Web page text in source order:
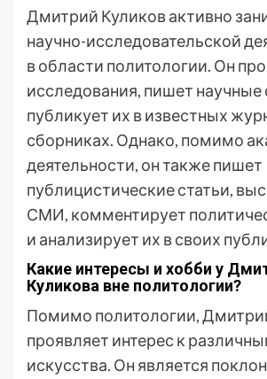
Дмитрий Куликов активно
научно-исследовательской
в области политологии. Он
исследования, пишет научные
публикует их в известных
сборниках. Однако, помимо
деятельности, он также пишет
публицистические статьи,
СМИ, комментирует
и анализирует их в своих
Какие интересы и хобби у
Куликова вне политологии?
Помимо политологии,
проявляет интерес к
искусства. Он является